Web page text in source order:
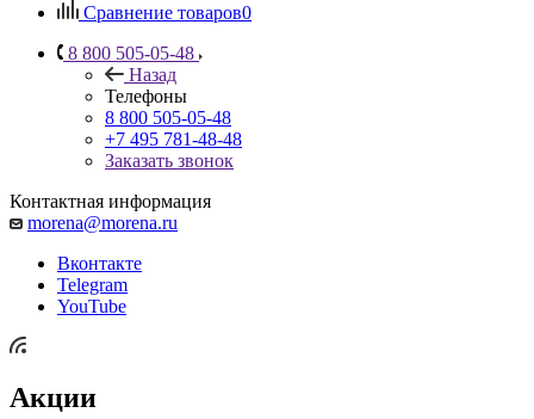
Сравнение товаров0
8 800 505-05-48
Назад
Телефоны
8 800 505-05-48
+7 495 781-48-48
Заказать звонок
Контактная информация
morena@morena.ru
Вконтакте
Telegram
YouTube
Акции